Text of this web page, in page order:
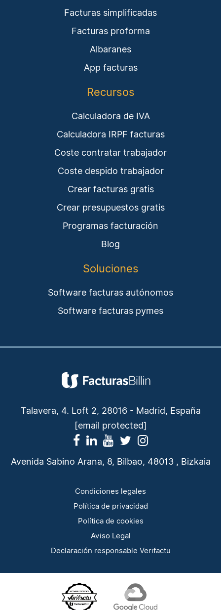
Facturas simplificadas
Facturas proforma
Albaranes
App facturas
Recursos
Calculadora de IVA
Calculadora IRPF facturas
Coste contratar trabajador
Coste despido trabajador
Crear facturas gratis
Crear presupuestos gratis
Programas facturación
Blog
Soluciones
Software facturas autónomos
Software facturas pymes
Talavera, 4. Loft 2, 28016 - Madrid, España
[email protected]
Avenida Sabino Arana, 8, Bilbao, 48013 , Bizkaia
Condiciones legales
Política de privacidad
Política de cookies
Aviso Legal
Declaración responsable Verifactu